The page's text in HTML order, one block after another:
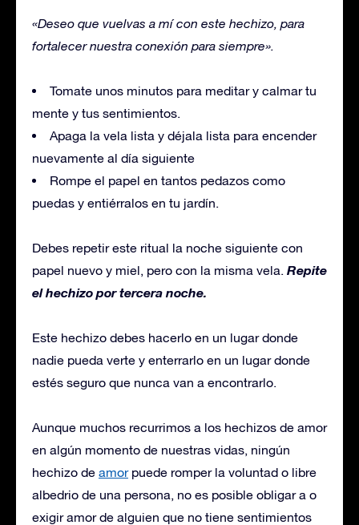
«Deseo que vuelvas a mí con este hechizo, para
fortalecer nuestra conexión para siempre».
Tomate unos minutos para meditar y calmar tu
mente y tus sentimientos.
Apaga la vela lista y déjala lista para encender
nuevamente al día siguiente
Rompe el papel en tantos pedazos como
puedas y entiérralos en tu jardín.
Debes repetir este ritual la noche siguiente con
papel nuevo y miel, pero con la misma vela. Repite
el hechizo por tercera noche.
Este hechizo debes hacerlo en un lugar donde
nadie pueda verte y enterrarlo en un lugar donde
estés seguro que nunca van a encontrarlo.
Aunque muchos recurrimos a los hechizos de amor
en algún momento de nuestras vidas, ningún
hechizo de amorpuede romper la voluntad o libre
albedrio de una persona, no es posible obligar a o
exigir amor de alguien que no tiene sentimientos